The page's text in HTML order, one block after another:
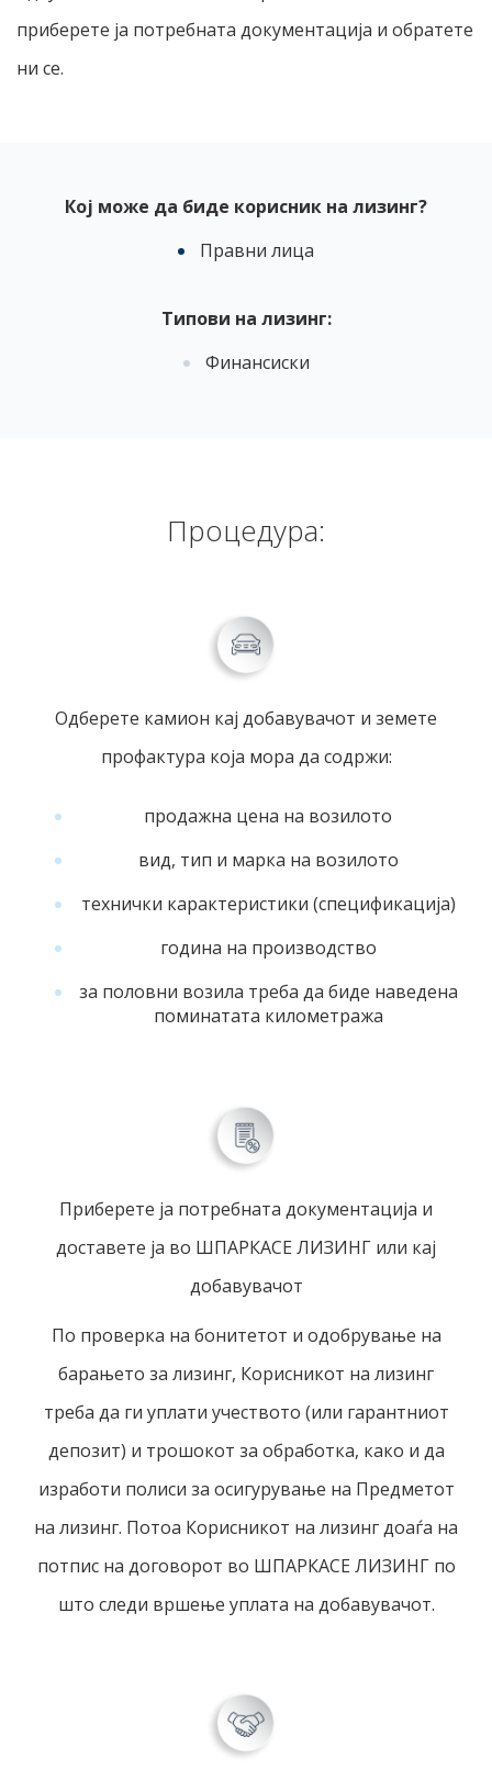
приберете ја потребната документација и обратете
ни се.
Кој може да биде корисник на лизинг?
Правни лица
Типови на лизинг:
Финансиски
Процедура:
Одберете камион кај добавувачот и земете
профактура која мора да содржи:
продажна цена на возилото
вид, тип и марка на возилото
технички карактеристики (спецификација)
година на производство
за половни возила треба да биде наведена
поминатата километража
Приберете ја потребната документација и
доставете ја во ШПАРКАСЕ ЛИЗИНГ или кај
добавувачот
По проверка на бонитетот и одобрување на
барањето за лизинг, Корисникот на лизинг
треба да ги уплати учеството (или гарантниот
депозит) и трошокот за обработка, како и да
изработи полиси за осигурување на Предметот
на лизинг. Потоа Корисникот на лизинг доаѓа на
потпис на договорот во ШПАРКАСЕ ЛИЗИНГ по
што следи вршење уплата на добавувачот.